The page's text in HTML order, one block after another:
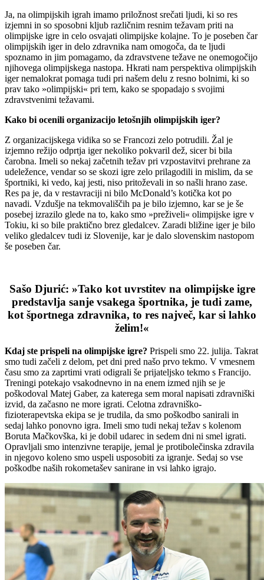
Ja, na olimpijskih igrah imamo priložnost srečati ljudi, ki so res
izjemni in so sposobni kljub različnim resnim težavam priti na
olimpijske igre in celo osvajati olimpijske kolajne. To je poseben čar
olimpijskih iger in delo zdravnika nam omogoča, da te ljudi
spoznamo in jim pomagamo, da zdravstvene težave ne onemogočijo
njihovega olimpijskega nastopa. Hkrati nam perspektiva olimpijskih
iger nemalokrat pomaga tudi pri našem delu z resno bolnimi, ki so
prav tako »olimpijski« pri tem, kako se spopadajo s svojimi
zdravstvenimi težavami.
Kako bi ocenili organizacijo letošnjih olimpijskih iger?
Z organizacijskega vidika so se Francozi zelo potrudili. Žal je
izjemno režijo odprtja iger nekoliko pokvaril dež, sicer bi bila
čarobna. Imeli so nekaj začetnih težav pri vzpostavitvi prehrane za
udeležence, vendar so se skozi igre zelo prilagodili in mislim, da se
športniki, ki vedo, kaj jesti, niso pritoževali in so našli hrano zase.
Res pa je, da v restavraciji ni bilo McDonald’s kotička kot po
navadi. Vzdušje na tekmovališčih pa je bilo izjemno, kar se je še
posebej izrazilo glede na to, kako smo »preživeli« olimpijske igre v
Tokiu, ki so bile praktično brez gledalcev. Zaradi bližine iger je bilo
veliko gledalcev tudi iz Slovenije, kar je dalo slovenskim nastopom
še poseben čar.
Sašo Djurić: »Tako kot uvrstitev na olimpijske igre
predstavlja sanje vsakega športnika, je tudi zame,
kot športnega zdravnika, to res največ, kar si lahko
želim!«
Kdaj ste prispeli na olimpijske igre? Prispeli smo 22. julija. Takrat
smo tudi začeli z delom, pet dni pred našo prvo tekmo. V vmesnem
času smo za zaprtimi vrati odigrali še prijateljsko tekmo s Francijo.
Treningi potekajo vsakodnevno in na enem izmed njih se je
poškodoval Matej Gaber, za katerega sem moral napisati zdravniški
izvid, da začasno ne more igrati. Celotna zdravniško-
fizioterapevtska ekipa se je trudila, da smo poškodbo sanirali in
sedaj lahko ponovno igra. Imeli smo tudi nekaj težav s kolenom
Boruta Mačkovška, ki je dobil udarec in sedem dni ni smel igrati.
Opravljali smo intenzivne terapije, jemal je protibolečinska zdravila
in njegovo koleno smo uspeli usposobiti za igranje. Sedaj so vse
poškodbe naših rokometašev sanirane in vsi lahko igrajo.